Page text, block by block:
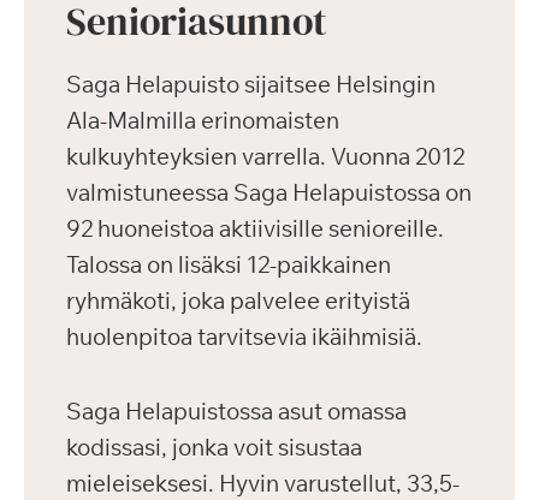
Senioriasunnot
Saga Helapuisto sijaitsee Helsingin
Ala-Malmilla erinomaisten
kulkuyhteyksien varrella. Vuonna 2012
valmistuneessa Saga Helapuistossa on
92 huoneistoa aktiivisille senioreille.
Talossa on lisäksi 12-paikkainen
ryhmäkoti, joka palvelee erityistä
huolenpitoa tarvitsevia ikäihmisiä.
Saga Helapuistossa asut omassa
kodissasi, jonka voit sisustaa
mieleiseksesi. Hyvin varustellut, 33,5-